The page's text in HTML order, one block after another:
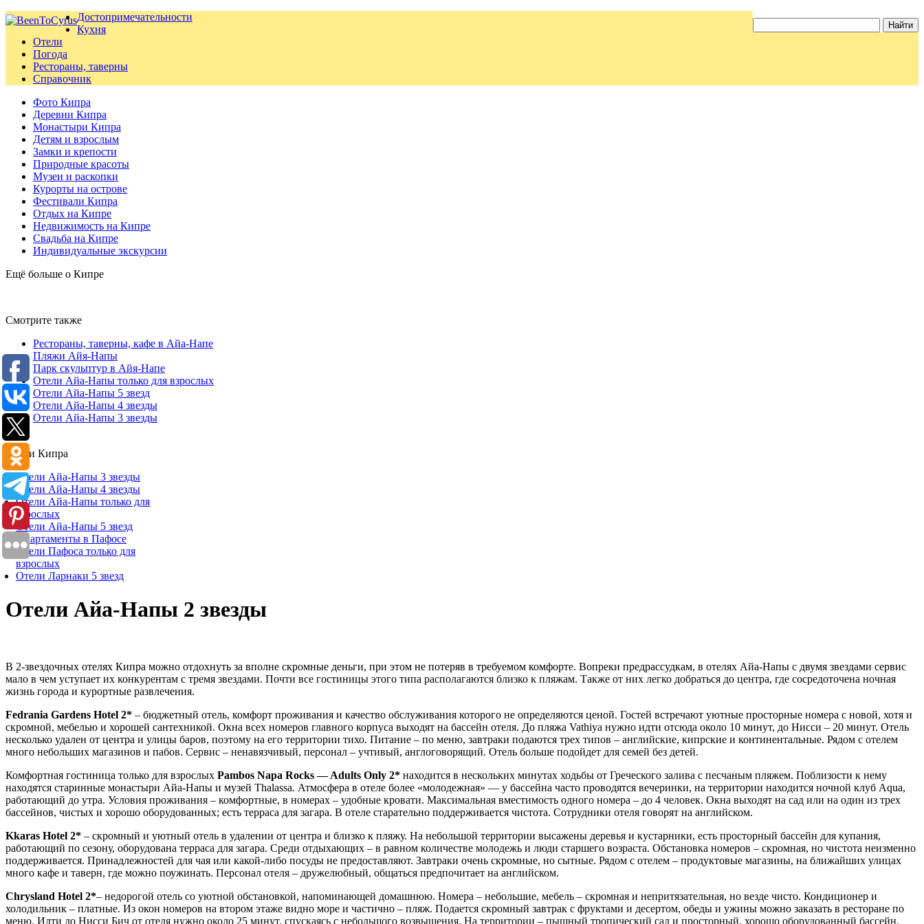
Достопримечательности
Кухня
Отели
Погода
Рестораны, таверны
Справочник
Фото Кипра
Деревни Кипра
Монастыри Кипра
Детям и взрослым
Замки и крепости
Природные красоты
Музеи и раскопки
Курорты на острове
Фестивали Кипра
Отдых на Кипре
Недвижимость на Кипре
Свадьба на Кипре
Индивидуальные экскурсии
Ещё больше о Кипре
Смотрите также
Рестораны, таверны, кафе в Айа-Напе
Пляжи Айя-Напы
Парк скульптур в Айя-Напе
Отели Айа-Напы только для взрослых
Отели Айа-Напы 5 звезд
Отели Айа-Напы 4 звезды
Отели Айа-Напы 3 звезды
Отели Кипра
Отели Айа-Напы 3 звезды
Отели Айа-Напы 4 звезды
Отели Айа-Напы только для
взрослых
Отели Айа-Напы 5 звезд
Апартаменты в Пафосе
Отели Пафоса только для
взрослых
Отели Ларнаки 5 звезд
Отели Айа-Напы 2 звезды
В 2-звездочных отелях Кипра можно отдохнуть за вполне скромные деньги, при этом не потеряв в требуемом комфорте. Вопреки предрассудкам, в отелях Айа-Напы с двумя звездами сервис
мало в чем уступает их конкурентам с тремя звездами. Почти все гостиницы этого типа располагаются близко к пляжам. Также от них легко добраться до центра, где сосредоточена ночная
жизнь города и курортные развлечения.
Fedrania Gardens Hotel 2* – бюджетный отель, комфорт проживания и качество обслуживания которого не определяются ценой. Гостей встречают уютные просторные номера с новой, хотя и
скромной, мебелью и хорошей сантехникой. Окна всех номеров главного корпуса выходят на бассейн отеля. До пляжа Vathiya нужно идти отсюда около 10 минут, до Нисси – 20 минут. Отель
несколько удален от центра и улицы баров, поэтому на его территории тихо. Питание – по меню, завтраки подаются трех типов – английские, кипрские и континентальные. Рядом с отелем
много небольших магазинов и пабов. Сервис – ненавязчивый, персонал – учтивый, англоговорящий. Отель больше подойдет для семей без детей.
Комфортная гостиница только для взрослых Pambos Napa Rocks — Adults Only 2* находится в нескольких минутах ходьбы от Греческого залива с песчаным пляжем. Поблизости к нему
находятся старинные монастыри Айа-Напы и музей Thalassa. Атмосфера в отеле более «молодежная» — у бассейна часто проводятся вечеринки, на территории находится ночной клуб Aqua,
работающий до утра. Условия проживания – комфортные, в номерах – удобные кровати. Максимальная вместимость одного номера – до 4 человек. Окна выходят на сад или на один из трех
бассейнов, чистых и хорошо оборудованных; есть терраса для загара. В отеле старательно поддерживается чистота. Сотрудники отеля говорят на английском.
Kkaras Hotel 2* – скромный и уютный отель в удалении от центра и близко к пляжу. На небольшой территории высажены деревья и кустарники, есть просторный бассейн для купания,
работающий по сезону, оборудована терраса для загара. Среди отдыхающих – в равном количестве молодежь и люди старшего возраста. Обстановка номеров – скромная, но чистота неизменно
поддерживается. Принадлежностей для чая или какой-либо посуды не предоставляют. Завтраки очень скромные, но сытные. Рядом с отелем – продуктовые магазины, на ближайших улицах
много кафе и таверн, где можно поужинать. Персонал отеля – дружелюбный, общаться предпочитает на английском.
Chrysland Hotel 2*– недорогой отель со уютной обстановкой, напоминающей домашнюю. Номера – небольшие, мебель – скромная и непритязательная, но везде чисто. Кондиционер и
холодильник – платные. Из окон номеров на втором этаже видно море и частично – пляж. Подается скромный завтрак с фруктами и десертом, обеды и ужины можно заказать в ресторане по
меню. Идти до Нисси Бич от отеля нужно около 25 минут, спускаясь с небольшого возвышения. На территории – пышный тропический сад и просторный, хорошо оборудованный бассейн.